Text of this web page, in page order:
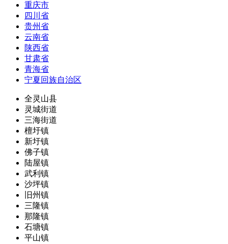
重庆市
四川省
贵州省
云南省
陕西省
甘肃省
青海省
宁夏回族自治区
全灵山县
灵城街道
三海街道
檀圩镇
新圩镇
佛子镇
陆屋镇
武利镇
沙坪镇
旧州镇
三隆镇
那隆镇
石塘镇
平山镇